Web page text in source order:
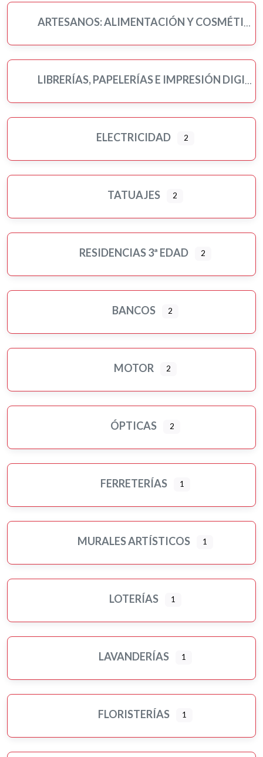
ARTESANOS: ALIMENTACIÓN Y COSMÉTICA
LIBRERÍAS, PAPELERÍAS E IMPRESIÓN DIGITAL
ELECTRICIDAD 2
TATUAJES 2
RESIDENCIAS 3ª EDAD 2
BANCOS 2
MOTOR 2
ÓPTICAS 2
FERRETERÍAS 1
MURALES ARTÍSTICOS 1
LOTERÍAS 1
LAVANDERÍAS 1
FLORISTERÍAS 1